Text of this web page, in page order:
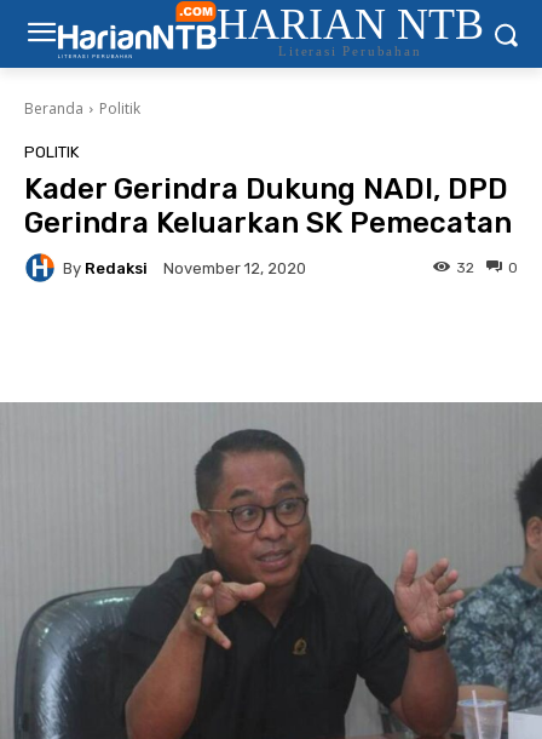
HARIAN NTB
Literasi Perubahan
Beranda Politik
POLITIK
Kader Gerindra Dukung NADI, DPD
Gerindra Keluarkan SK Pemecatan
By Redaksi November 12, 2020 0
32